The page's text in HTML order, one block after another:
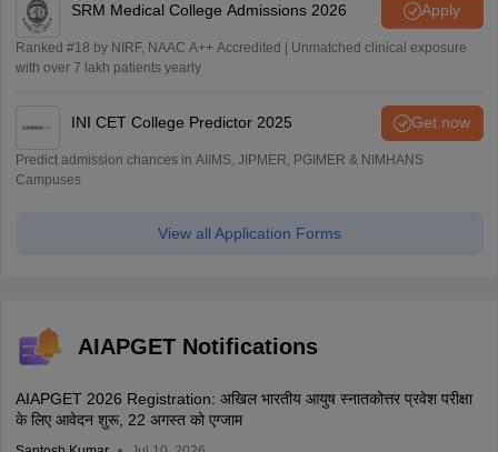
SRM Medical College Admissions 2026 Apply
Ranked #18 by NIRF, NAAC A++ Accredited | Unmatched clinical exposure
with over 7 lakh patients yearly
INI CET College Predictor 2025 Get now
Predict admission chances in AIIMS, JIPMER, PGIMER & NIMHANS
Campuses
View all Application Forms
AIAPGET Notifications
AIAPGET 2026 Registration: अखिल भारतीय आयुष स्नातकोत्तर प्रवेश परीक्षा
के लिए आवेदन शुरू, 22 अगस्त को एग्जाम